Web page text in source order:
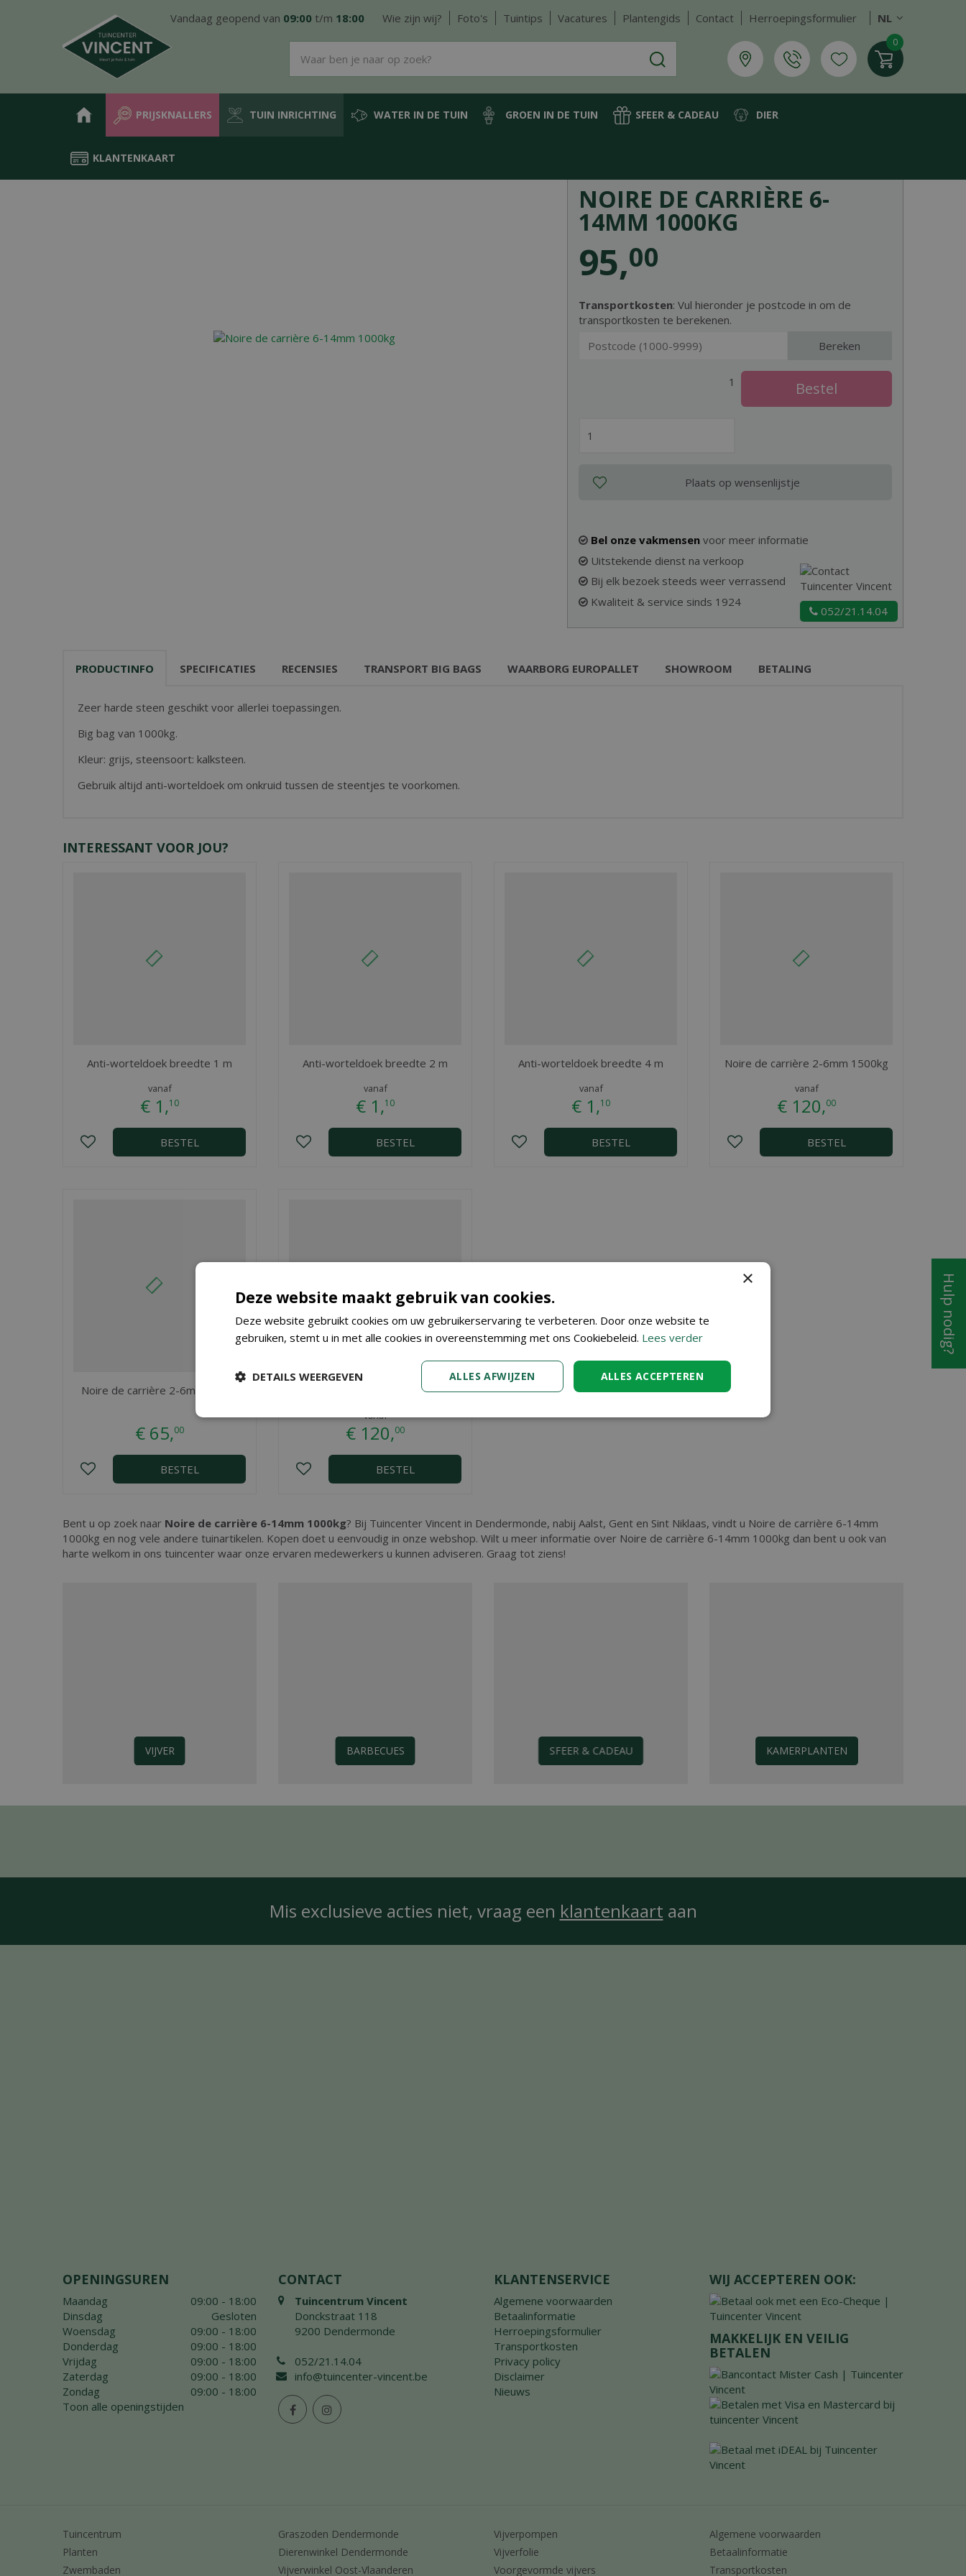
Home Producten Tuin inrichting
Vandaag geopend van 09:00 t/m 18:00 Wie zijn wij? Foto's Tuintips Vacatures Plantengids Contact Herroepingsformulier NL
PRIJSKNALLERS TUIN INRICHTING WATER IN DE TUIN GROEN IN DE TUIN SFEER & CADEAU DIER
KLANTENKAART
NOIRE DE CARRIÈRE 6-
14MM 1000KG
Transportkosten: Vul hieronder je postcode in om de
transportkosten te berekenen.
Bereken
95,00
1
Bel onze vakmensen voor meer informatie
Uitstekende dienst na verkoop
Bij elk bezoek steeds weer verrassend
Kwaliteit & service sinds 1924
052/21.14.04
PRODUCTINFO SPECIFICATIES RECENSIES TRANSPORT BIG BAGS WAARBORG EUROPALLET SHOWROOM BETALING
Zeer harde steen geschikt voor allerlei toepassingen.
Big bag van 1000kg.
Kleur: grijs, steensoort: kalksteen.
Gebruik altijd anti-worteldoek om onkruid tussen de steentjes te voorkomen.
INTERESSANT VOOR JOU?
Anti-worteldoek breedte 1 m
vanaf
€ 1 ,10
BESTEL
Anti-worteldoek breedte 2 m
vanaf
€ 1 ,10
BESTEL
Anti-worteldoek breedte 4 m
vanaf
€ 1 ,10
BESTEL
Noire de carrière 2-6mm 1500kg
vanaf
€ 120,00
BESTEL
Noire de carrière 2-6mm 500kg
€ 65,00
BESTEL
Noire de carrière 6-14mm 1500kg
vanaf
€ 120,00
BESTEL
Bent u op zoek naar Noire de carrière 6-14mm 1000kg? Bij Tuincenter Vincent in Dendermonde, nabij Aalst, Gent en Sint Niklaas, vindt u Noire de carrière 6-14mm
1000kg en nog vele andere tuinartikelen. Kopen doet u eenvoudig in onze webshop. Wilt u meer informatie over Noire de carrière 6-14mm 1000kg dan bent u ook van
harte welkom in ons tuincenter waar onze ervaren medewerkers u kunnen adviseren. Graag tot ziens!
VIJVER BARBECUES SFEER & CADEAU KAMERPLANTEN
Mis exclusieve acties niet, vraag een klantenkaart aan
OPENINGSUREN
Maandag
09:00 - 18:00
Dinsdag
Gesloten
Woensdag
09:00 - 18:00
Donderdag
09:00 - 18:00
Vrijdag
09:00 - 18:00
Zaterdag
09:00 - 18:00
Zondag
09:00 - 18:00
Toon alle openingstijden
CONTACT
Tuincentrum Vincent
Donckstraat 118
9200 Dendermonde
052/21.14.04
info@tuincenter-vincent.be
KLANTENSERVICE
Algemene voorwaarden
Betaalinformatie
Herroepingsformulier
Transportkosten
Privacy policy
Disclaimer
Nieuws
WIJ ACCEPTEREN OOK:
MAKKELIJK EN VEILIG
BETALEN
Tuincentrum
Planten
Zwembaden
Graszoden Dendermonde
Dierenwinkel Dendermonde
Vijverwinkel Oost-Vlaanderen
Vijverpompen
Vijverfolie
Voorgevormde vijvers
Algemene voorwaarden
Betaalinformatie
Transportkosten
Hulp nodig?
×
Deze website maakt gebruik van cookies.
Deze website gebruikt cookies om uw gebruikerservaring te verbeteren. Door onze website te
gebruiken, stemt u in met alle cookies in overeenstemming met ons Cookiebeleid. Lees verder
ALLES ACCEPTEREN
ALLES AFWIJZEN
DETAILS WEERGEVEN